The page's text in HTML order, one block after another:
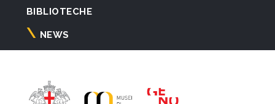
BIBLIOTECHE
NEWS